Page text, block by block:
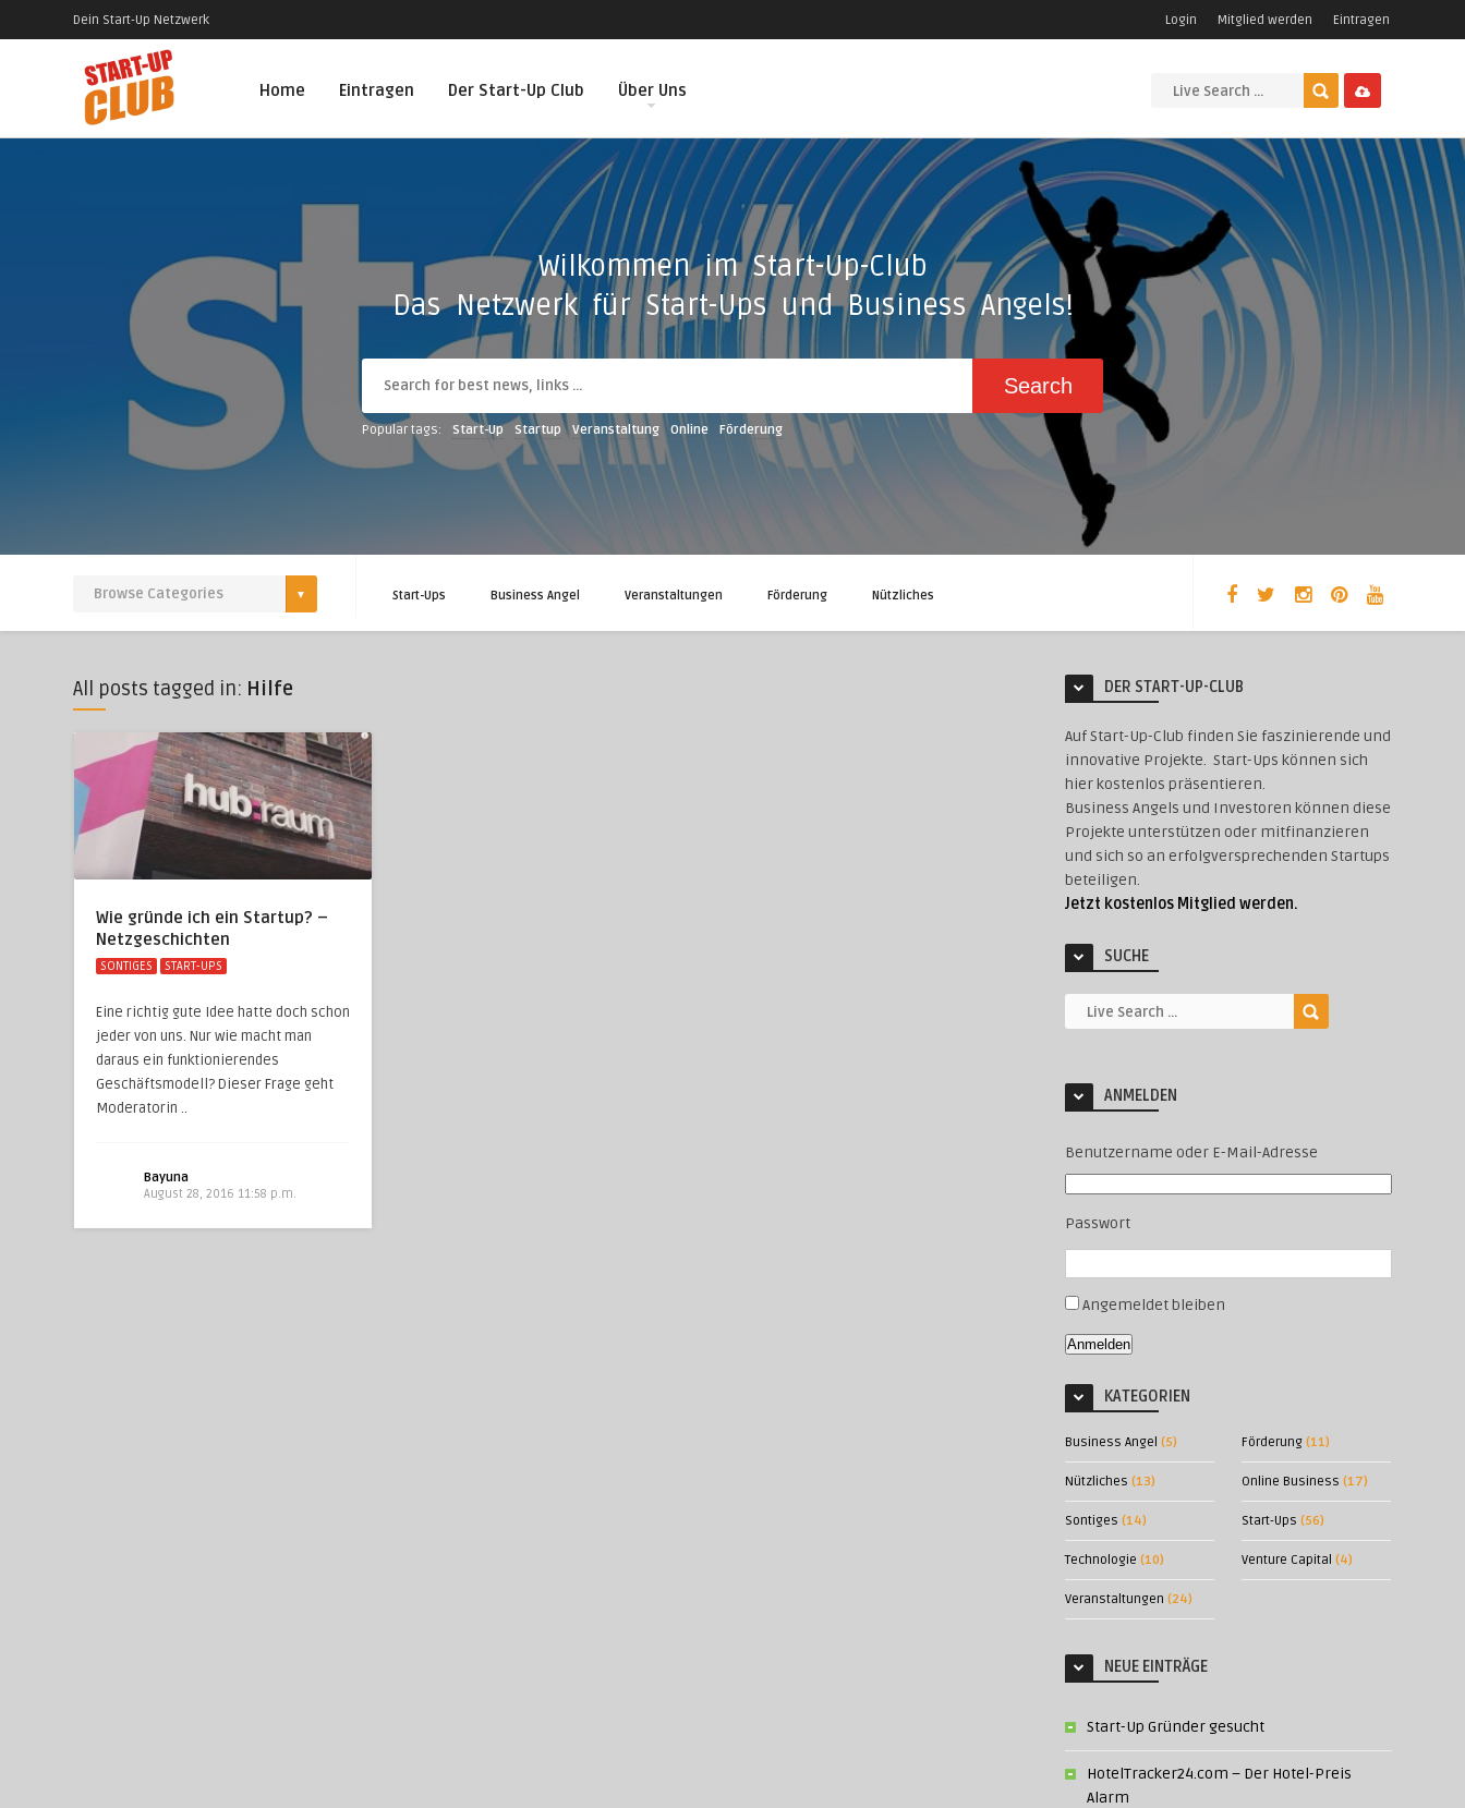
Dein Start-Up Netzwerk Login Mitglied werden Eintragen
Home Eintragen Der Start-Up Club Über Uns
Wilkommen im Start-Up-Club
Das Netzwerk für Start-Ups und Business Angels!
Popular tags: Start-Up Startup Veranstaltung Online Förderung
Start-Ups Business Angel Veranstaltungen Förderung Nützliches
All posts tagged in: Hilfe
Wie gründe ich ein Startup? –
Netzgeschichten
SONTIGES START-UPS
Eine richtig gute Idee hatte doch schon
jeder von uns. Nur wie macht man
daraus ein funktionierendes
Geschäftsmodell? Dieser Frage geht
Moderatorin ..
Bayuna
August 28, 2016 11:58 p.m.
DER START-UP-CLUB
Auf Start-Up-Club finden Sie faszinierende und
innovative Projekte. Start-Ups können sich
hier kostenlos präsentieren.
Business Angels und Investoren können diese
Projekte unterstützen oder mitfinanzieren
und sich so an erfolgversprechenden Startups
beteiligen.
Jetzt kostenlos Mitglied werden.
SUCHE
ANMELDEN
Benutzername oder E-Mail-Adresse
Passwort
Angemeldet bleiben
Anmelden
KATEGORIEN
Business Angel (5) Förderung (11)
Nützliches (13) Online Business (17)
Sontiges (14) Start-Ups (56)
Technologie (10) Venture Capital (4)
Veranstaltungen (24)
NEUE EINTRÄGE
Start-Up Gründer gesucht
HotelTracker24.com – Der Hotel-Preis
Alarm